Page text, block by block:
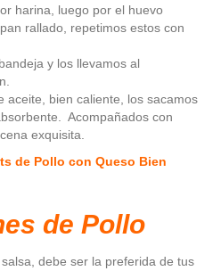
harina, luego por el huevo
rallado, repetimos estos con
y los llevamos al
aceite, bien caliente, los sacamos
Acompañados con
exquisita.
de Pollo con Queso Bien
de Pollo
debe ser la preferida de tus